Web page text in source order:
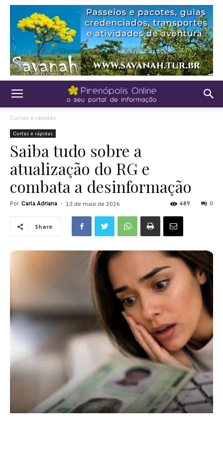
Curtas e rápidas
Curtas e rápidas
Saiba tudo sobre a
atualização do RG e
combata a desinformação
Por Carla Adriana - 13 de maio de 2026 0
489
Share